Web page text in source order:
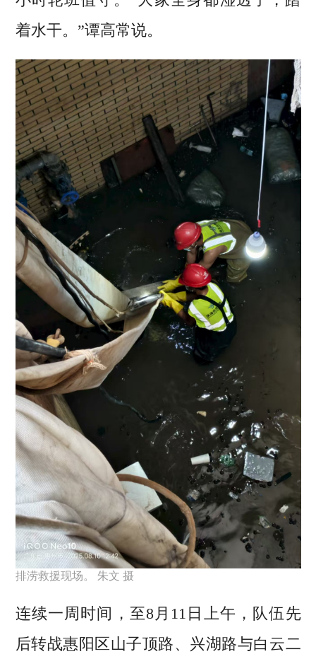
着水干。”谭高常说。
排涝救援现场。 朱文 摄
连续一周时间，至8月11日上午，队伍先
后转战惠阳区山子顶路、兴湖路与白云二